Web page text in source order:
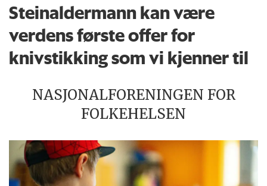
Steinaldermann kan være
verdens første offer for
knivstikking som vi kjenner til
NASJONALFORENINGEN FOR
FOLKEHELSEN